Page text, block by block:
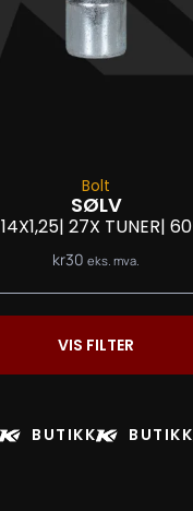
Bolt
SØLV
14X1,25| 27X TUNER| 60
kr30 eks. mva.
VIS FILTER
BUTIKK BUTIKK